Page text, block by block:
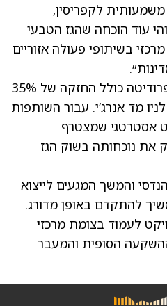
לקפריסין,
עוד הוכחה שהגז הטבעי
בשיתופי פעולה אזוריים
מבנה האחזקות במאגר אפרודיטה כולל החזקה של 35%
לשברון, 35% לשל ו-30% לניו מד אנרג’י. עבור השותפות
אסטרטגי שמצטרף
את נוכחותה בשוק הגז
והמשך המגעים לייצוא
להתקדם באופן מדורג.
לעמוד בצומת מרכזי
הסופית והמעבר